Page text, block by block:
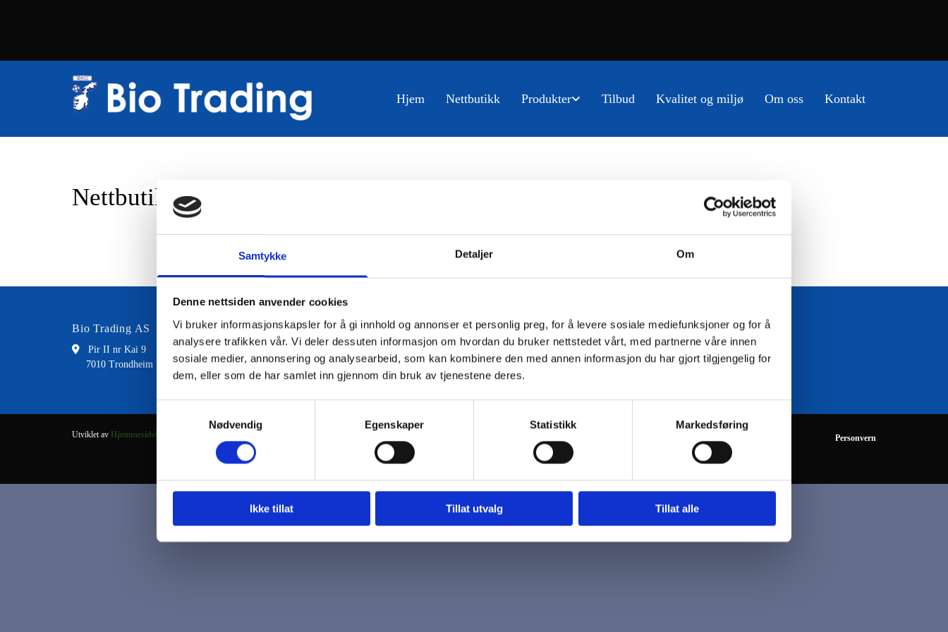
Samtykke Detaljer Om
Denne nettsiden anvender cookies
Vi bruker informasjonskapsler for å gi innhold og annonser et personlig preg, for å levere sosiale mediefunksjoner og for å
analysere trafikken vår. Vi deler dessuten informasjon om hvordan du bruker nettstedet vårt, med partnerne våre innen
sosiale medier, annonsering og analysearbeid, som kan kombinere den med annen informasjon du har gjort tilgjengelig for
dem, eller som de har samlet inn gjennom din bruk av tjenestene deres.
Nødvendig
Egenskaper Statistikk Markedsføring
Ikke tillat Tillat utvalg Tillat alle
Hjem Nettbutikk Produkter Tilbud Kvalitet og miljø Om oss Kontakt
Nettbutikk
Bio Trading AS
 Pir II nr Kai 9
7010 Trondheim
Kontakt oss
 frank@biotrading.no
Åpningstider
Utviklet av Hjemmesidehuset Personvern